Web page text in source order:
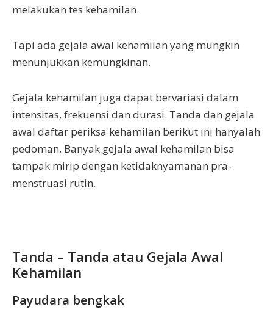
melakukan tes kehamilan.
Tapi ada gejala awal kehamilan yang mungkin
menunjukkan kemungkinan.
Gejala kehamilan juga dapat bervariasi dalam
intensitas, frekuensi dan durasi. Tanda dan gejala
awal daftar periksa kehamilan berikut ini hanyalah
pedoman. Banyak gejala awal kehamilan bisa
tampak mirip dengan ketidaknyamanan pra-
menstruasi rutin.
Tanda – Tanda atau Gejala Awal
Kehamilan
Payudara bengkak